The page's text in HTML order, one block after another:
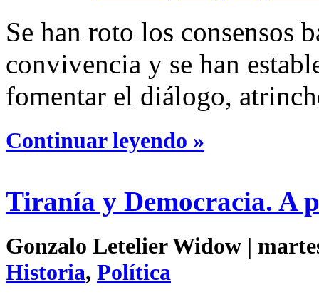
Se han roto los consensos
convivencia y se han
fomentar el diálogo,
Continuar leyendo »
Tiranía y Democracia. A
Gonzalo Letelier Widow |
Historia, Política